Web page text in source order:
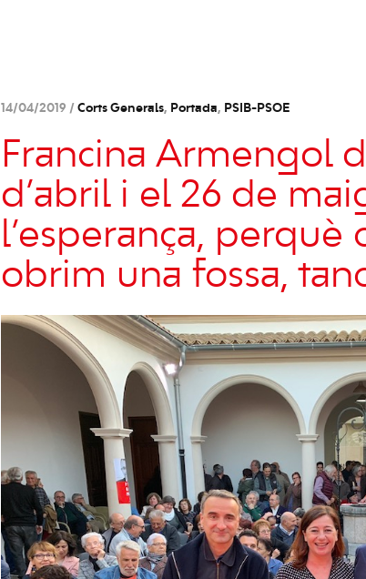
14/04/2019 / Corts Generals, Portada, PSIB-PSOE
Francina Armengol
d’abril i el 26 de
l’esperança, perquè
obrim una fossa,